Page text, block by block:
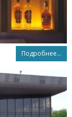
Подробнее...